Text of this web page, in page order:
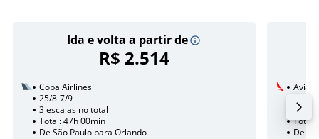
Ida e volta a partir de
R$ 2.514
Copa Airlines
25/8-7/9
3 escalas no total
Total: 47h 00min
De São Paulo para Orlando
2
Total:
De